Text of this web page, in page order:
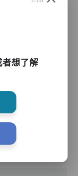
徵、協助沐
者想了解